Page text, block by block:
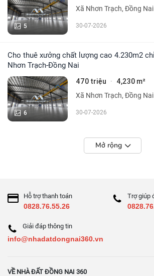
5
Xã Nhơn Trạch, Đồng Nai
30-07-2026
Cho thuê xưởng chất lượng cao 4.230m2 chỉ 470 triệu. KCN
Nhơn Trạch-Đồng Nai
6
470 triệu · 4,230 m²
Xã Nhơn Trạch, Đồng Nai
30-07-2026
Mở rộng
Hỗ trợ thanh toán
0828.76.55.26
Trợ giúp
Giải đáp thông tin
info@nhadatdongnai360.vn
VỀ NHÀ ĐẤT ĐỒNG NAI 360